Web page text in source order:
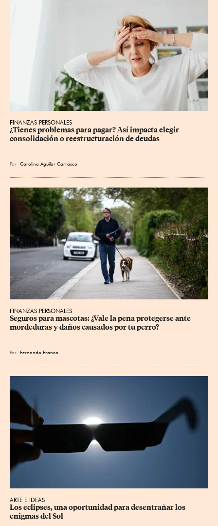
FINANZAS PERSONALES
¿Tienes problemas para pagar? Así impacta elegir
consolidación o reestructuración de deudas
Por Carolina Aguilar Carrasco
FINANZAS PERSONALES
Seguros para mascotas: ¿Vale la pena protegerse ante
mordeduras y daños causados por tu perro?
Por Fernando Franco
ARTE E IDEAS
Los eclipses, una oportunidad para desentrañar los
enigmas del Sol